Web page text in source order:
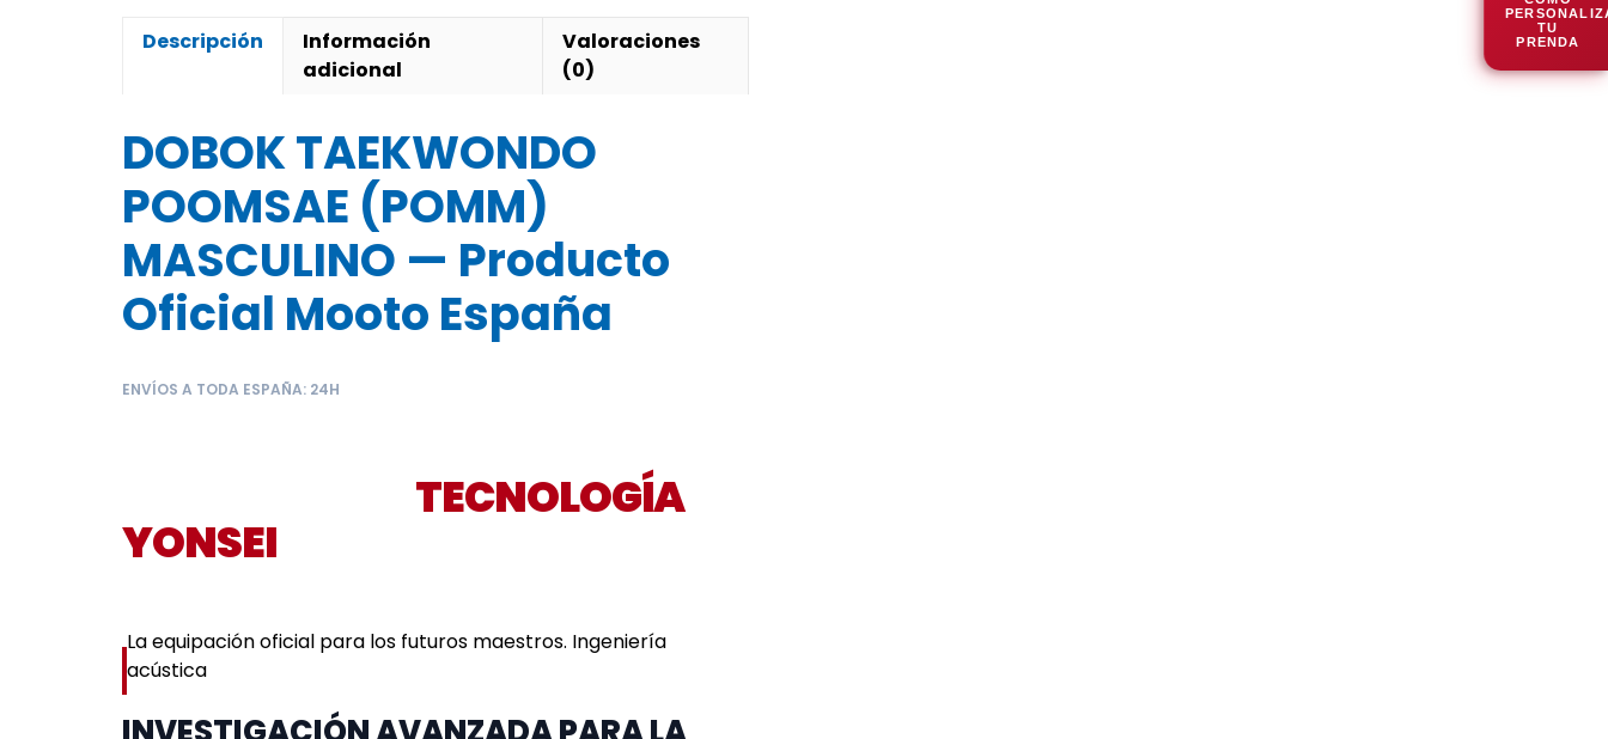
cantidad
Descripción
Información
adicional
Valoraciones
(0)
DOBOK TAEKWONDO
POOMSAE (POMM)
MASCULINO — Producto
Oficial Mooto España
ENVÍOS A TODA ESPAÑA: 24H
TECNOLOGÍA
YONSEI
La equipación oficial para los futuros maestros. Ingeniería
acústica
TU
PRENDA